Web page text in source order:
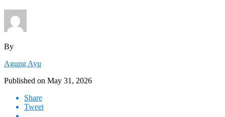
By
Agung Ayu
Published on May 31, 2026
Share
Tweet